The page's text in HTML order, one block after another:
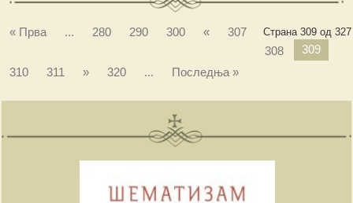
Страна 309 од 327
« Прва ... 280 290 300 «
307
308
309
310
311 » 320 ... Последња »